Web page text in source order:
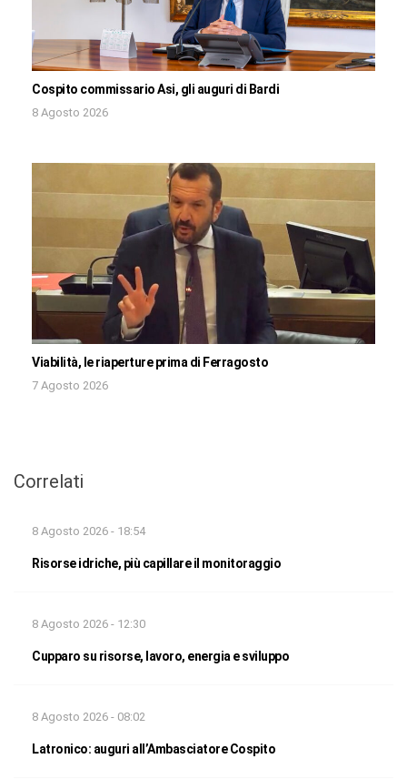
Cospito commissario Asi, gli auguri di Bardi
8 Agosto 2026
Viabilità, le riaperture prima di Ferragosto
7 Agosto 2026
Correlati
8 Agosto 2026 - 18:54
Risorse idriche, più capillare il monitoraggio
8 Agosto 2026 - 12:30
Cupparo su risorse, lavoro, energia e sviluppo
8 Agosto 2026 - 08:02
Latronico: auguri all’Ambasciatore Cospito